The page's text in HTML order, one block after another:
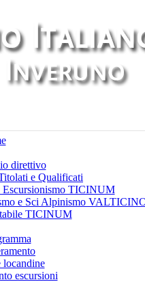
direttivo
e Qualificati
Escursionismo TICINUM
e Sci Alpinismo
TICINUM
locandine
escursioni